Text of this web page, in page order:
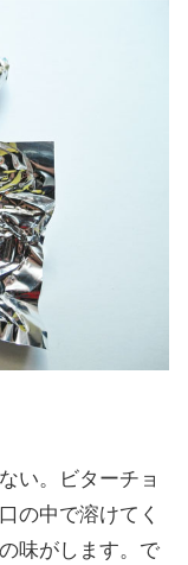
い。ビターチョ
の中で溶けてく
味がします。で